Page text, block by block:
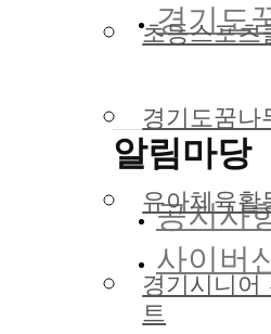
초등스포츠
경기도꿈나
유아체육활
경기시니어
트
경기도
알림마당
공지사
사이버